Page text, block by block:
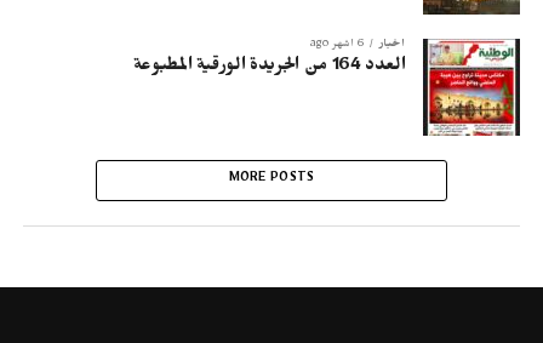
أخبار 6 أشهر ago
العدد 164 من الجريدة الورقية المطبوعة
MORE POSTS